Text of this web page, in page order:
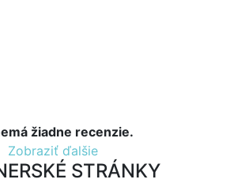
žiadne recenzie.
Zobraziť ďalšie
STRÁNKY